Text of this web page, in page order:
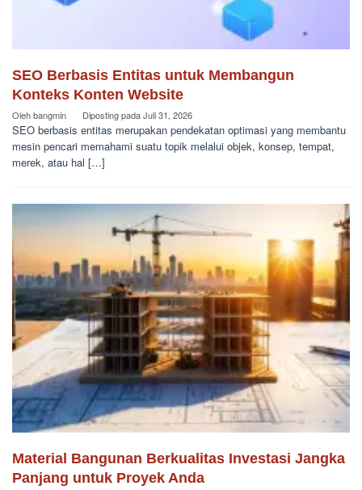
SEO Berbasis Entitas untuk Membangun
Konteks Konten Website
Olehbangmin Diposting padaJuli 31, 2026
SEO berbasis entitas merupakan pendekatan optimasi yang membantu
mesin pencari memahami suatu topik melalui objek, konsep, tempat,
merek, atau hal […]
Material Bangunan Berkualitas Investasi Jangka
Panjang untuk Proyek Anda